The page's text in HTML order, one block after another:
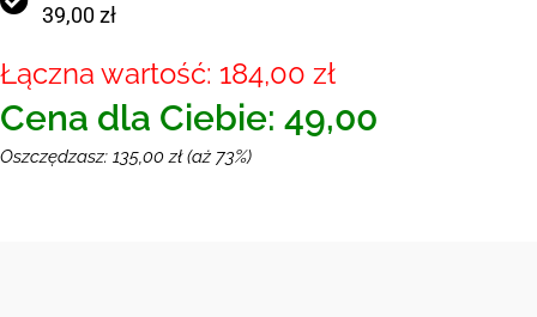
39,00 zł
Łączna wartość: 184,00 zł
Cena dla Ciebie: 49,00
Oszczędzasz: 135,00 zł (aż 73%)